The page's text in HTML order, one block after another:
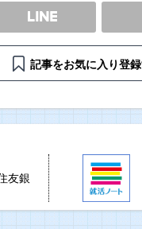
SHARE
記事をお気に入り登
友銀